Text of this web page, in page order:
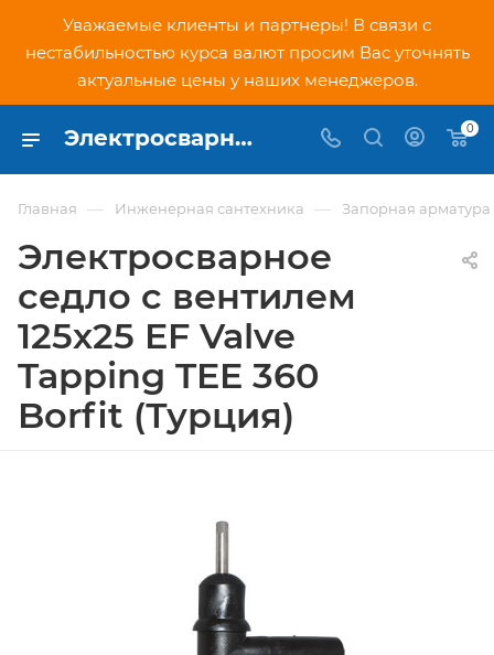
Уважаемые клиенты и партнеры! В связи с
нестабильностью курса валют просим Вас уточнять
актуальные цены у наших менеджеров.
Электросварное седло с вентилем 125х25 EF Valve Tapping TEE 360 Borfit (Турция) - купить по низкой цене в Москве, интернет-магазин PNDtech.ru 0
Главная — Инженерная сантехника — Запорная арматура
Электросварное
седло с вентилем
125х25 EF Valve
Tapping TEE 360
Borfit (Турция)